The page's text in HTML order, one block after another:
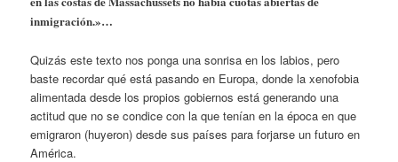
inmigración.»…
Quizás este texto nos ponga una sonrisa en los labios, pero
baste recordar qué está pasando en Europa, donde la xenofobia
alimentada desde los propios gobiernos está generando una
actitud que no se condice con la que tenían en la época en que
emigraron (huyeron) desde sus países para forjarse un futuro en
América.